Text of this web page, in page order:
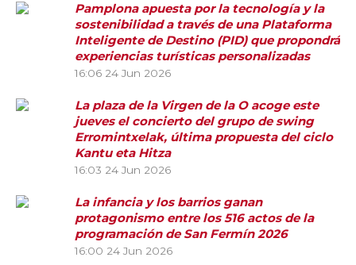
Pamplona apuesta por la tecnología y la
sostenibilidad a través de una Plataforma
Inteligente de Destino (PID) que propondrá
experiencias turísticas personalizadas
16:06 24 Jun 2026
La plaza de la Virgen de la O acoge este
jueves el concierto del grupo de swing
Erromintxelak, última propuesta del ciclo
Kantu eta Hitza
16:03 24 Jun 2026
La infancia y los barrios ganan
protagonismo entre los 516 actos de la
programación de San Fermín 2026
16:00 24 Jun 2026